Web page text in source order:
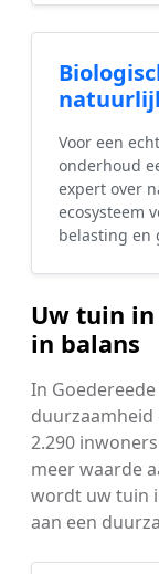
Voor een
onderhoud
expert over
ecosysteem
belasting en
Uw tuin in
in balans
In
2.290
meer waarde
wordt uw tuin
aan een